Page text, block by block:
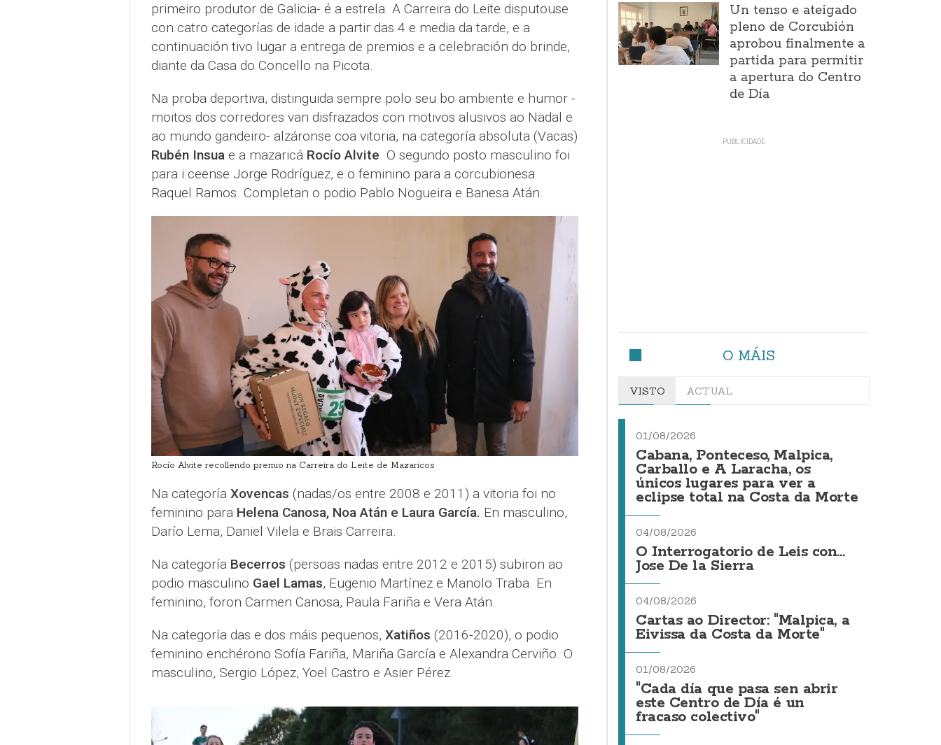
primeiro produtor de Galicia- é a estrela. A Carreira do Leite disputouse
con catro categorías de idade a partir das 4 e media da tarde, e a
continuación tivo lugar a entrega de premios e a celebración do brinde,
diante da Casa do Concello na Picota.
Na proba deportiva, distinguida sempre polo seu bo ambiente e humor -
moitos dos corredores van disfrazados con motivos alusivos ao Nadal e
ao mundo gandeiro- alzáronse coa vitoria, na categoría absoluta (Vacas)
Rubén Insuae a mazaricá Rocío Alvite. O segundo posto masculino foi
para i ceense Jorge Rodríguez, e o feminino para a corcubionesa
Raquel Ramos. Completan o podio Pablo Nogueira e Banesa Atán.
Rocío Alvite recollendo premio na Carreira do Leite de Mazaricos
Na categoría Xovencas (nadas/os entre 2008 e 2011) a vitoria foi no
feminino para Helena Canosa, Noa Atán e Laura García. En masculino,
Darío Lema, Daniel Vilela e Brais Carreira.
Na categoría Becerros (persoas nadas entre 2012 e 2015) subiron ao
podio masculino Gael Lamas, Eugenio Martínez e Manolo Traba. En
feminino, foron Carmen Canosa, Paula Fariña e Vera Atán.
Na categoría das e dos máis pequenos, Xatiños (2016-2020), o podio
feminino enchérono Sofía Fariña, Mariña García e Alexandra Cerviño. O
masculino, Sergio López, Yoel Castro e Asier Pérez.
Un tenso e ateigado
pleno de Corcubión
aprobou finalmente a
partida para permitir
a apertura do Centro
de Día
O MÁIS
VISTO ACTUAL
01/08/2026
Cabana, Ponteceso, Malpica,
Carballo e A Laracha, os
únicos lugares para ver a
eclipse total na Costa da Morte
04/08/2026
O Interrogatorio de Leis con...
Jose De la Sierra
04/08/2026
Cartas ao Director: "Malpica, a
Eivissa da Costa da Morte"
01/08/2026
"Cada día que pasa sen abrir
este Centro de Día é un
fracaso colectivo"